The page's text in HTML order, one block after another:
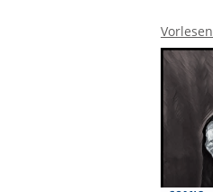
Vorlesen